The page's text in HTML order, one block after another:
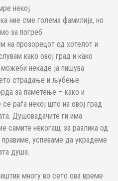
некој.
ние сме голема фамилија, но
за погреб.
на прозорецот од хотелот и
како овој град и како
некаде ја пишува
страдање и љубење.
за паметење – како и
раѓа некој што на овој град
Душовадачите ги има
самите некогаш, за разлика од
успеваме да украдеме
душа.
многу во сето ова време